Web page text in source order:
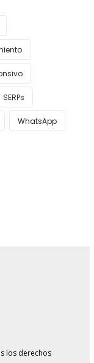
SERPs
WhatsApp
los derechos